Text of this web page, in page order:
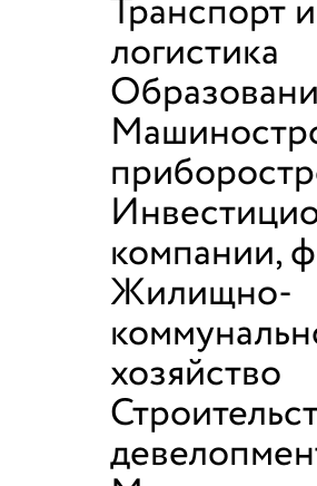
Транспорт и
логистика
компании,
Жилищно-
хозяйство